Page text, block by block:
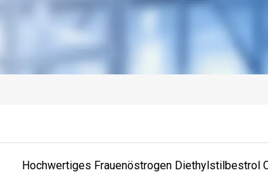
Hochwertiges Frauenöstrogen Diethylstilbestrol